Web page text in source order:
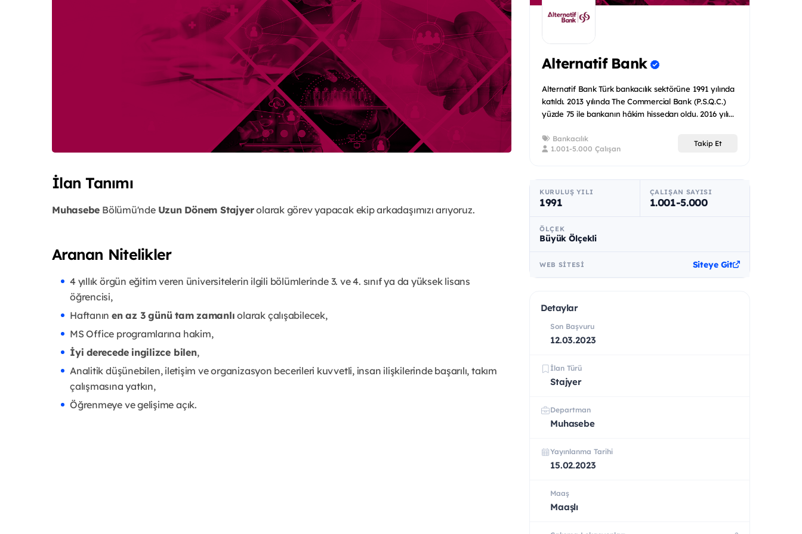
İlan Tanımı
Muhasebe Bölümü'nde Uzun Dönem Stajyerolarak görev yapacak ekip arkadaşımızı arıyoruz.
Aranan Nitelikler
4 yıllık örgün eğitim veren üniversitelerin ilgili bölümlerinde 3. ve 4. sınıf ya da yüksek lisans
öğrencisi,
Haftanın en az 3 günü tam zamanlı olarak çalışabilecek,
MS Office programlarına hakim,
İyi derecede ingilizce bilen,
Analitik düşünebilen, iletişim ve organizasyon becerileri kuvvetli, insan ilişkilerinde başarılı, takım
çalışmasına yatkın,
Öğrenmeye ve gelişime açık.
Alternatif Bank
Alternatif Bank Türk bankacılık sektörüne 1991 yılında
katıldı. 2013 yılında The Commercial Bank (P.S.Q.C.)
yüzde 75 ile bankanın hâkim hissedarı oldu. 2016 yılı...
Bankacılık
1.001-5.000 Çalışan
Takip Et
KURULUŞ YILI
1991
ÇALIŞAN SAYISI
1.001-5.000
ÖLÇEK
Büyük Ölçekli
WEB SITESI Siteye Git
Detaylar
Son Başvuru
12.03.2023
İlan Türü
Stajyer
Departman
Muhasebe
Yayınlanma Tarihi
15.02.2023
Maaş
Maaşlı